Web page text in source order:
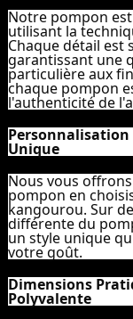
Notre pompon
utilisant la
Chaque détail est
garantissant une
particulière aux
chaque pompon
l'authenticité de
Personnalisation
Unique
Nous vous
pompon en
kangourou. Sur
différente du
un style unique
votre goût.
Dimensions
Polyvalente